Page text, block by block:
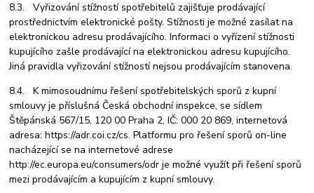
8.3. Vyřizování stížností spotřebitelů zajišťuje prodávající
prostřednictvím elektronické pošty. Stížnosti je možné zasílat na
elektronickou adresu prodávajícího. Informaci o vyřízení stížnosti
kupujícího zašle prodávající na elektronickou adresu kupujícího.
Jiná pravidla vyřizování stížností nejsou prodávajícím stanovena.
8.4. K mimosoudnímu řešení spotřebitelských sporů z kupní
smlouvy je příslušná Česká obchodní inspekce, se sídlem
Štěpánská 567/15, 120 00 Praha 2, IČ: 000 20 869, internetová
adresa: https://adr.coi.cz/cs. Platformu pro řešení sporů on-line
nacházející se na internetové adrese
http://ec.europa.eu/consumers/odr je možné využít při řešení sporů
mezi prodávajícím a kupujícím z kupní smlouvy.